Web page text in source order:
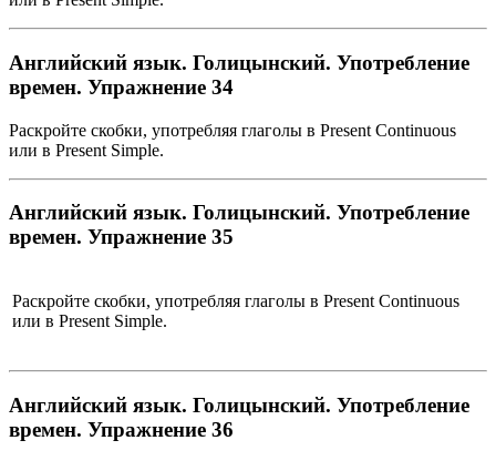
Английский язык. Голицынский. Употребление
времен. Упражнение 34
Раскройте скобки, употребляя глаголы в Present Continuous
или в Present Simple.
Английский язык. Голицынский. Употребление
времен. Упражнение 35
Раскройте скобки, употребляя глаголы в Present Continuous
или в Present Simple.
Английский язык. Голицынский. Употребление
времен. Упражнение 36